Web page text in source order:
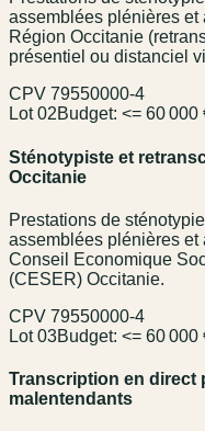
assemblées plénières
Région Occitanie
présentiel ou distanciel
CPV 79550000-4
Lot 02Budget: <= 60 000
Sténotypiste et
Occitanie
Prestations de
assemblées plénières
Conseil Economique
(CESER) Occitanie.
CPV 79550000-4
Lot 03Budget: <= 60 000
Transcription en direct
malentendants